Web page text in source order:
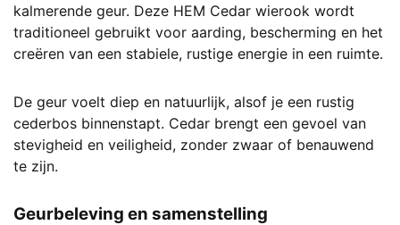
op
de
productpagina
kalmerende geur. Deze HEM Cedar wierook wordt
traditioneel gebruikt voor aarding, bescherming en het
creëren van een stabiele, rustige energie in een ruimte.
De geur voelt diep en natuurlijk, alsof je een rustig
cederbos binnenstapt. Cedar brengt een gevoel van
stevigheid en veiligheid, zonder zwaar of benauwend
te zijn.
Geurbeleving en samenstelling